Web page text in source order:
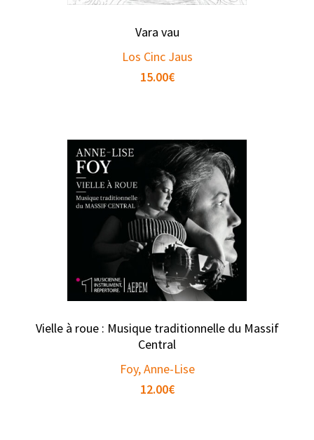
Vara vau
Los Cinc Jaus
15.00€
Vielle à roue : Musique traditionnelle du Massif
Central
Foy, Anne-Lise
12.00€